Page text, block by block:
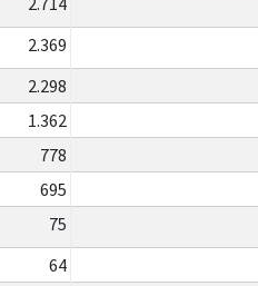
2.369
2.298
1.362
778
695
75
64